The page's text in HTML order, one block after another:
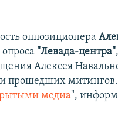
оппозиционера
"Левада-центра",
Алексея
прошедших митингов.
медиа",